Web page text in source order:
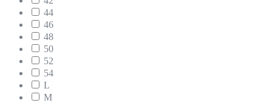
44
46
48
50
52
54
L
M